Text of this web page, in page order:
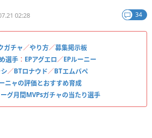
02:28
34
ガチャ／やり方／募集掲示板
選手 ： EPアグエロ／EPルーニー
／BTロナウド／BTエムバペ
ニャの評価とおすすめ育成
グ月間MVPsガチャの当たり選手